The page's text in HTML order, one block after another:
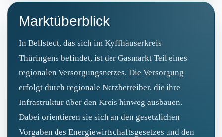
Marktüberblick
In Bellstedt, das sich im Kyffhäuserkreis
Thüringens befindet, ist der Gasmarkt Teil eines
regionalen Versorgungsnetzes. Die Versorgung
erfolgt durch regionale Netzbetreiber, die ihre
Infrastruktur über den Kreis hinweg ausbauen.
Dabei orientieren sie sich an den gesetzlichen
Vorgaben des Energiewirtschaftsgesetzes und den